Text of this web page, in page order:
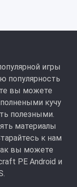
игры
популярность
вы можете
кучу
полезными.
материалы
к нам
вы можете
PE Android и